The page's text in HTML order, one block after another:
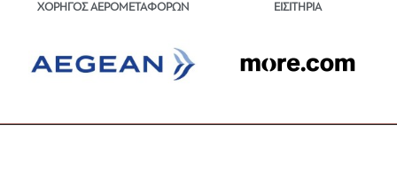
ΧΟΡΗΓΟΣ ΑΕΡΟΜΕΤΑΦΟΡΩΝ ΕΙΣΙΤΗΡΙΑ